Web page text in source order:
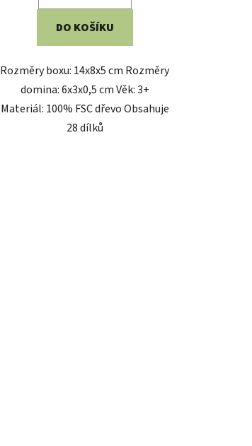
DO KOŠÍKU
Rozměry boxu: 14x8x5 cm Rozměry
domina: 6x3x0,5 cm Věk: 3+
Materiál: 100% FSC dřevo Obsahuje
28 dílků